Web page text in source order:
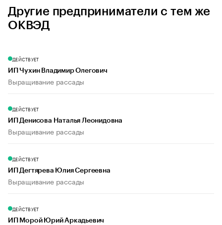
Другие предприниматели с тем же
ОКВЭД
ДЕЙСТВУЕТ
ИП Чухин Владимир Олегович
Выращивание рассады
ДЕЙСТВУЕТ
ИП Денисова Наталья Леонидовна
Выращивание рассады
ДЕЙСТВУЕТ
ИП Дегтярева Юлия Сергеевна
Выращивание рассады
ДЕЙСТВУЕТ
ИП Морой Юрий Аркадьевич